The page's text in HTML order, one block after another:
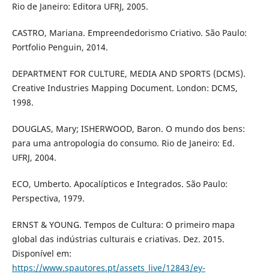
Rio de Janeiro: Editora UFRJ, 2005.
CASTRO, Mariana. Empreendedorismo Criativo. São Paulo:
Portfolio Penguin, 2014.
DEPARTMENT FOR CULTURE, MEDIA AND SPORTS (DCMS).
Creative Industries Mapping Document. London: DCMS,
1998.
DOUGLAS, Mary; ISHERWOOD, Baron. O mundo dos bens:
para uma antropologia do consumo. Rio de Janeiro: Ed.
UFRJ, 2004.
ECO, Umberto. Apocalípticos e Integrados. São Paulo:
Perspectiva, 1979.
ERNST & YOUNG. Tempos de Cultura: O primeiro mapa
global das indústrias culturais e criativas. Dez. 2015.
Disponível em:
https://www.spautores.pt/assets_live/12843/ey-